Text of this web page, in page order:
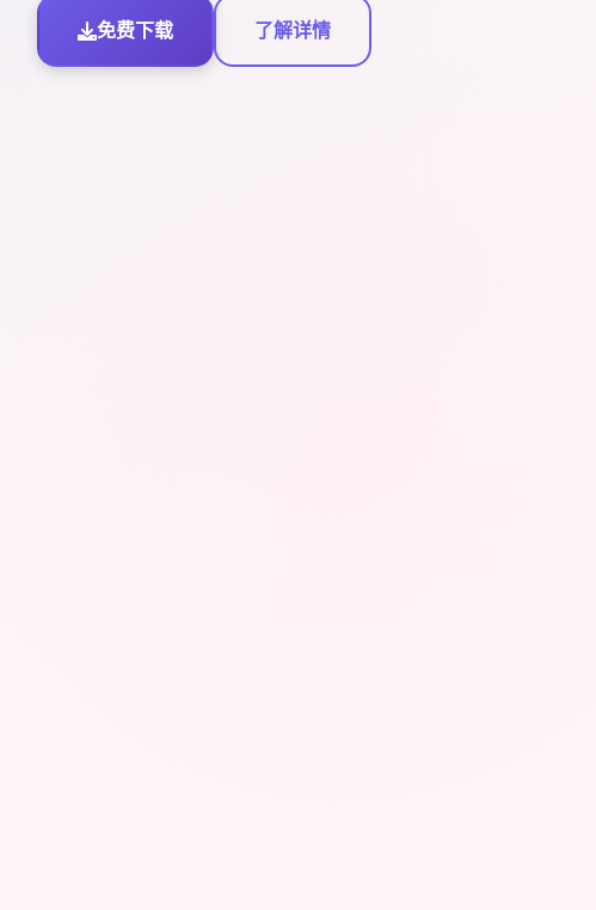
免费下载 了解详情